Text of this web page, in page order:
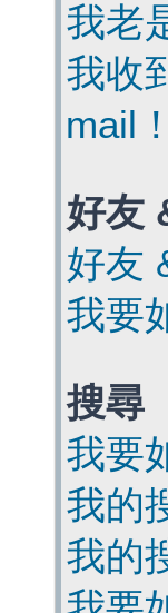
我老
我收
mail！
好友
好友
我要
搜尋
我要
我的
我的